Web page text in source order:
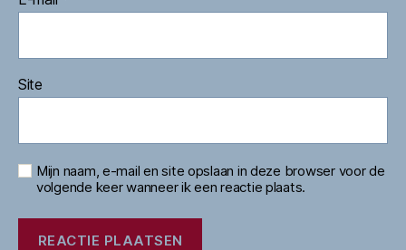
Site
Mijn naam, e-mail en site opslaan in deze browser voor de
volgende keer wanneer ik een reactie plaats.